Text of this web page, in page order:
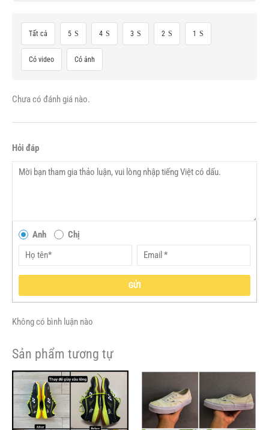
Tất cả 5 4 3 2 1
Có video Có ảnh
Chưa có đánh giá nào.
Hỏi đáp
Anh Chị
GỬI
Không có bình luận nào
Sản phẩm tương tự